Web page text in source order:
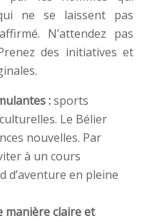
ne se laissent pas
N’attendez pas
des initiatives et
:sports
Le Bélier
nouvelles. Par
à un cours
d’aventure en pleine
manière claire et